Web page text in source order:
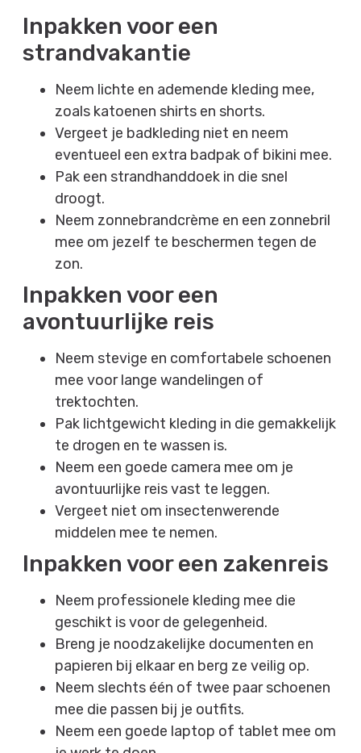
Inpakken voor een
strandvakantie
Neem lichte en ademende kleding mee,
zoals katoenen shirts en shorts.
Vergeet je badkleding niet en neem
eventueel een extra badpak of bikini mee.
Pak een strandhanddoek in die snel
droogt.
Neem zonnebrandcrème en een zonnebril
mee om jezelf te beschermen tegen de
zon.
Inpakken voor een
avontuurlijke reis
Neem stevige en comfortabele schoenen
mee voor lange wandelingen of
trektochten.
Pak lichtgewicht kleding in die gemakkelijk
te drogen en te wassen is.
Neem een ​​goede camera mee om je
avontuurlijke reis vast te leggen.
Vergeet niet om insectenwerende
middelen mee te nemen.
Inpakken voor een zakenreis
Neem professionele kleding mee die
geschikt is voor de gelegenheid.
Breng je noodzakelijke documenten en
papieren bij elkaar en berg ze veilig op.
Neem slechts één of twee paar schoenen
mee die passen bij je outfits.
Neem een ​​goede laptop of tablet mee om